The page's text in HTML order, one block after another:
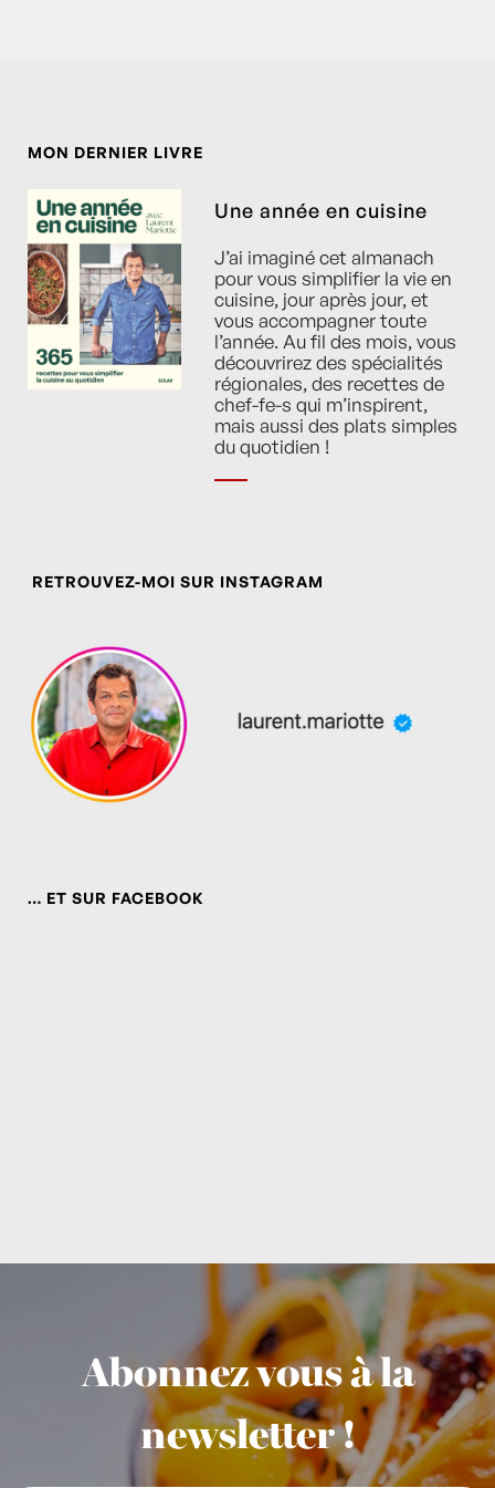
MON DERNIER LIVRE
Une année en cuisine
J’ai imaginé cet almanach
pour vous simplifier la vie en
cuisine, jour après jour, et
vous accompagner toute
l’année. Au fil des mois, vous
découvrirez des spécialités
régionales, des recettes de
chef-fe-s qui m’inspirent,
mais aussi des plats simples
du quotidien !
RETROUVEZ-MOI SUR INSTAGRAM
… ET SUR FACEBOOK
Abonnez vous à la
newsletter !